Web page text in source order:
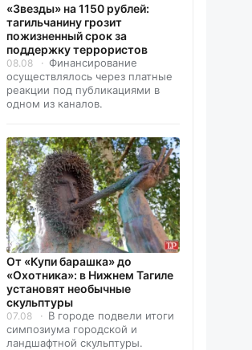
«Звезды» на 1150 рублей:
тагильчанину грозит
пожизненный срок за
поддержку террористов
08.08
Финансирование
осуществлялось через платные
реакции под публикациями в
одном из каналов.
От «Купи барашка» до
«Охотника»: в Нижнем Тагиле
установят необычные
скульптуры
07.08
В городе подвели итоги
симпозиума городской и
ландшафтной скульптуры.